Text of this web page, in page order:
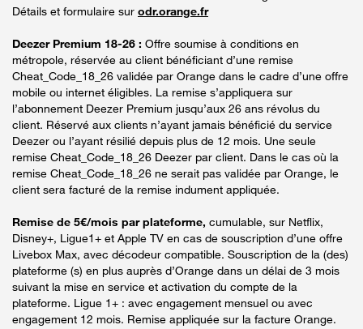
Détails et formulaire sur odr.orange.fr
Deezer Premium 18-26 : Offre soumise à conditions en
métropole, réservée au client bénéficiant d’une remise
Cheat_Code_18_26 validée par Orange dans le cadre d’une offre
mobile ou internet éligibles. La remise s’appliquera sur
l’abonnement Deezer Premium jusqu’aux 26 ans révolus du
client. Réservé aux clients n’ayant jamais bénéficié du service
Deezer ou l’ayant résilié depuis plus de 12 mois. Une seule
remise Cheat_Code_18_26 Deezer par client. Dans le cas où la
remise Cheat_Code_18_26 ne serait pas validée par Orange, le
client sera facturé de la remise indument appliquée.
Remise de 5€/mois par plateforme, cumulable, sur Netflix,
Disney+, Ligue1+ et Apple TV en cas de souscription d’une offre
Livebox Max, avec décodeur compatible. Souscription de la (des)
plateforme (s) en plus auprès d’Orange dans un délai de 3 mois
suivant la mise en service et activation du compte de la
plateforme. Ligue 1+ : avec engagement mensuel ou avec
engagement 12 mois. Remise appliquée sur la facture Orange.